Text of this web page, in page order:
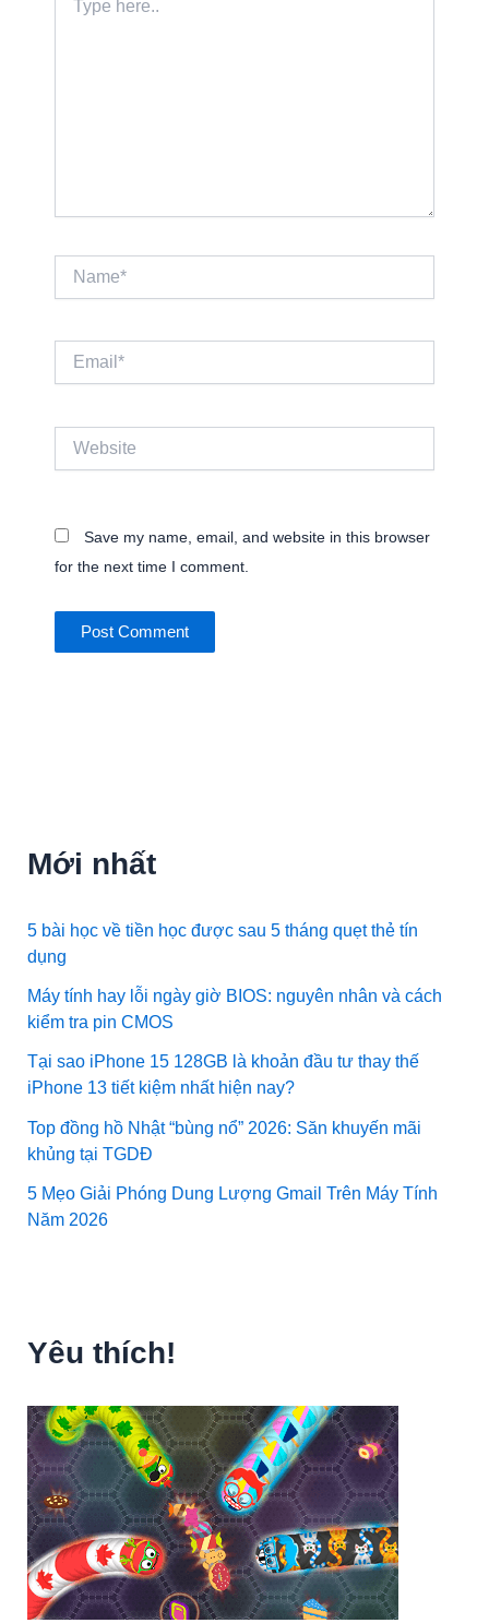
here..
Email*
Save my name, email, and website in this browser
for the next time I comment.
Mới nhất
5 bài học về tiền học được sau 5 tháng quẹt thẻ tín
dụng
Máy tính hay lỗi ngày giờ BIOS: nguyên nhân và cách
kiểm tra pin CMOS
Tại sao iPhone 15 128GB là khoản đầu tư thay thế
iPhone 13 tiết kiệm nhất hiện nay?
Top đồng hồ Nhật “bùng nổ” 2026: Săn khuyến mãi
khủng tại TGDĐ
5 Mẹo Giải Phóng Dung Lượng Gmail Trên Máy Tính
Năm 2026
Yêu thích!